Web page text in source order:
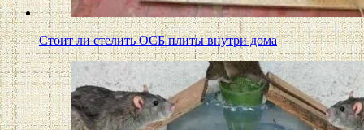
Стоит ли стелить ОСБ плиты внутри дома